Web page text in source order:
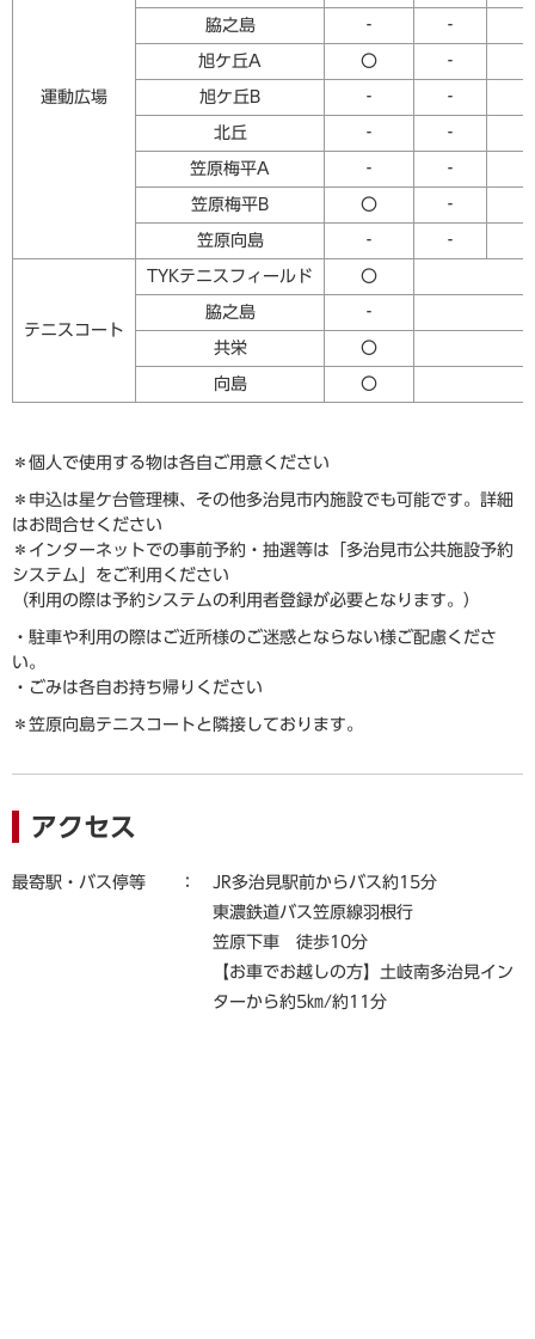
運動広場
脇之島 ‐ ‐
旭ケ丘A 〇 ‐
旭ケ丘B ‐ ‐
北丘 ‐ ‐
笠原梅平A ‐ ‐
笠原梅平B 〇 ‐
笠原向島 ‐ ‐
テニスコート
TYKテニスフィールド 〇
脇之島 ‐
共栄 〇
向島 〇
＊個人で使用する物は各自ご用意ください
＊申込は星ケ台管理棟、その他多治見市内施設でも可能です。詳細
はお問合せください
＊インターネットでの事前予約・抽選等は「多治見市公共施設予約
システム」をご利用ください
（利用の際は予約システムの利用者登録が必要となります。）
・駐車や利用の際はご近所様のご迷惑とならない様ご配慮くださ
い。
・ごみは各自お持ち帰りください
＊笠原向島テニスコートと隣接しております。
アクセス
最寄駅・バス停等
JR多治見駅前からバス約15分
東濃鉄道バス笠原線羽根行
笠原下車 徒歩10分
【お車でお越しの方】土岐南多治見イン
ターから約5㎞/約11分